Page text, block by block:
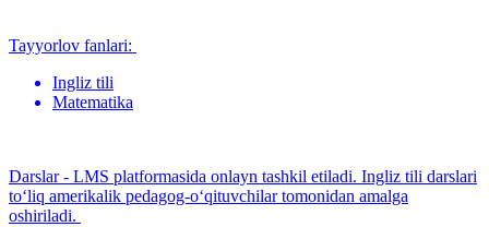
Tayyorlov fanlari:
Ingliz tili
Matematika
Darslar - LMS platformasida onlayn tashkil etiladi. Ingliz tili darslari
to‘liq amerikalik pedagog-o‘qituvchilar tomonidan amalga
oshiriladi.